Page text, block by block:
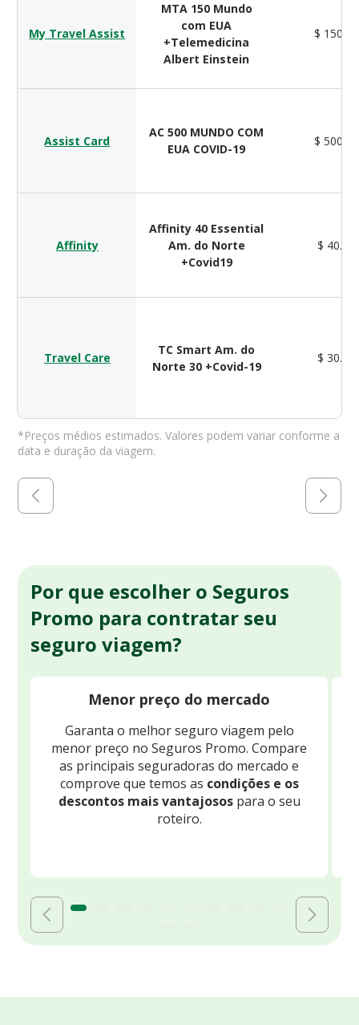
My Travel Assist
MTA 150 Mundo
com EUA
+Telemedicina
Albert Einstein
$
Assist Card
AC 500 MUNDO COM
EUA COVID-19
$
Affinity
Affinity 40 Essential
Am. do Norte
+Covid19
$
Travel Care
TC Smart Am. do
Norte 30 +Covid-19
$
*Preços médios estimados. Valores podem variar conforme a
data e duração da viagem.
Por que escolher o Seguros
Promo para contratar seu
seguro viagem?
Menor preço do mercado
Garanta o melhor seguro viagem pelo
menor preço no Seguros Promo. Compare
as principais seguradoras do mercado e
comprove que temos as condições e os
descontos mais vantajosospara o seu
roteiro.